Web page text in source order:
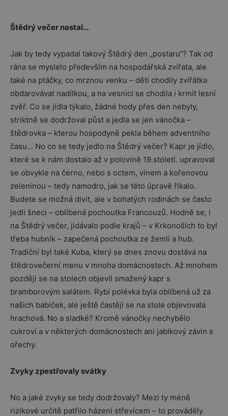
Štědrý večer nastal…
Jak by tedy vypadal takový Štědrý den „postaru“? Tak od
rána se myslelo především na hospodářská zvířata, ale
také na ptáčky, co mrznou venku – děti chodily zvířátka
obdarovávat nadílkou, a na vesnici se chodila i krmit lesní
zvěř. Co se jídla týkalo, žádné hody přes den nebyly,
striktně se dodržoval půst a jedla se jen vánočka –
štědrovka – kterou hospodyně pekla během adventního
času… No co se tedy jedlo na Štědrý večer? Kapr je jídlo,
které se k nám dostalo až v polovině 19.století. upravoval
se obvykle na černo, nebo s octem, vínem a kořenovou
zeleninou – tedy namodro, jak se této úpravě říkalo.
Budete se možná divit, ale v bohatých rodinách se často
jedli šneci – oblíbená pochoutka Francouzů. Hodně se, i
na Štědrý večer, jídávalo podle krajů – v Krkonoších to byl
třeba hubník – zapečená pochoutka ze žemlí a hub.
Tradiční byl také Kuba, který se dnes znovu dostává na
štědrovečerní menu v mnoha domácnostech. Až mnohem
později se na stolech objevil smažený kapr s
bramborovým salátem. Rybí polévka byla oblíbená už za
našich babiček, ale ještě častěji se na stole objevovala
hrachová. No a sladké? Kromě vánočky nechybělo
cukroví a v některých domácnostech ani jablkový závin s
ořechy.
Zvyky zpestřovaly svátky
No a jaké zvyky se tedy dodržovaly? Mezi ty méně
rizikové určitě patřilo házení střevícem – to prováděly